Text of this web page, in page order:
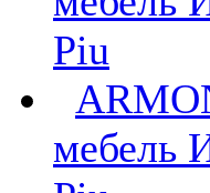
Piu
мебель